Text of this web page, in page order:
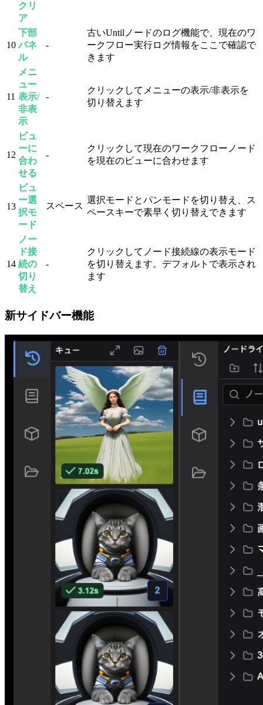
クリ
ア
10
下部
パネ
ル
-
古いUntilノードのログ機能で、現在のワ
ークフロー実行ログ情報をここで確認で
きます
11
メニ
ュー
表示/
非表
示
-
クリックしてメニューの表示/非表示を
切り替えます
12
ビュ
ーに
合わ
せる
-
クリックして現在のワークフローノード
を現在のビューに合わせます
13
ビュ
ー選
択モ
ード
スペース
選択モードとパンモードを切り替え、ス
ペースキーで素早く切り替えできます
14
ノー
ド接
続の
切り
替え
-
クリックしてノード接続線の表示モード
を切り替えます。デフォルトで表示され
ます
新サイドバー機能